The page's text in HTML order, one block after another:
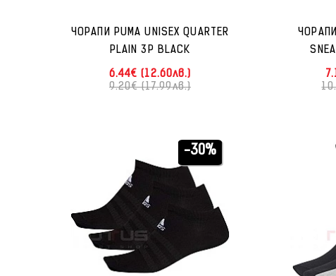
ЧОРАПИ PUMA UNISEX QUARTER
PLAIN 3P BLACK
6.44€ (12.60лв.)
9.20€ (17.99лв.)
ЧОРАПИ
-30%